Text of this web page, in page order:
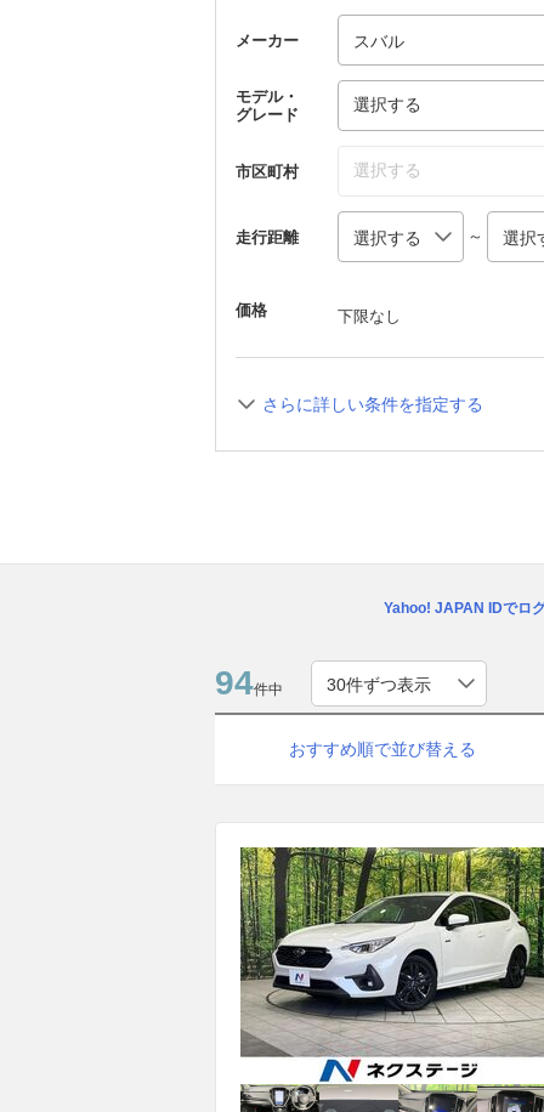
メーカー
モデル・
グレード
選択する
市区町村 選択する
走行距離 ～
価格 下限なし
さらに詳しい条件を指定する
Yahoo! JAPAN IDでロ
94件中
おすすめ順で並び替える